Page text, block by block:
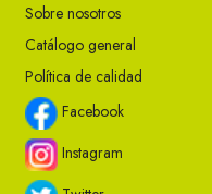
Sobre nosotros
Catálogo general
Política de calidad
Facebook
Instagram